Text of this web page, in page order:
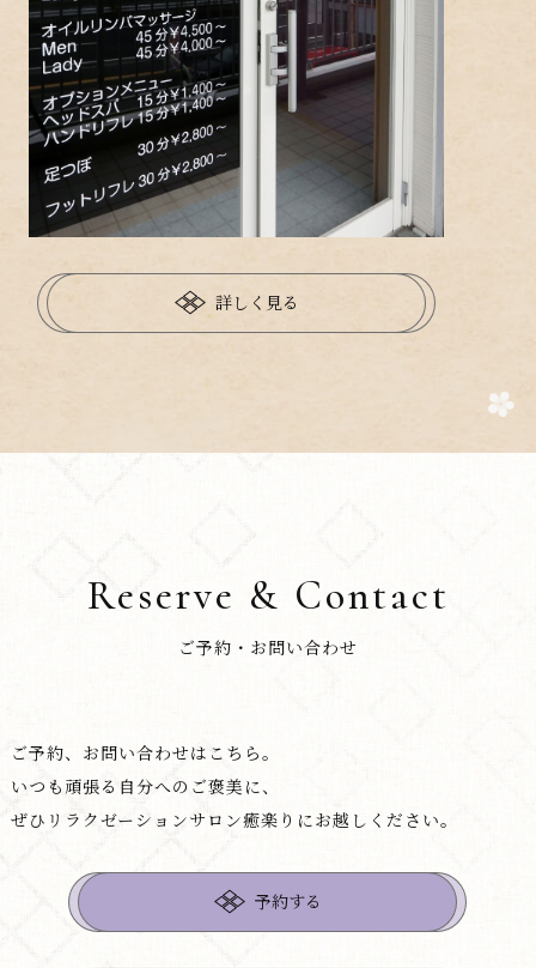
詳しく見る
Reserve & Contact
ご予約・お問い合わせ
ご予約、お問い合わせはこちら。
いつも頑張る自分へのご褒美に、
ぜひリラクゼーションサロン癒楽りにお越しください。
予約する